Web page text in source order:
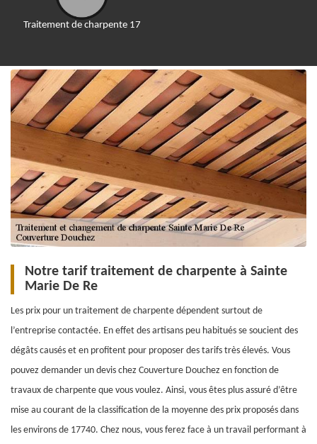
Traitement de charpente 17
Notre tarif traitement de charpente à Sainte
Marie De Re
Les prix pour un traitement de charpente dépendent surtout de
l’entreprise contactée. En effet des artisans peu habitués se soucient des
dégâts causés et en profitent pour proposer des tarifs très élevés. Vous
pouvez demander un devis chez Couverture Douchez en fonction de
travaux de charpente que vous voulez. Ainsi, vous êtes plus assuré d’être
mise au courant de la classification de la moyenne des prix proposés dans
les environs de 17740. Chez nous, vous ferez face à un travail performant à